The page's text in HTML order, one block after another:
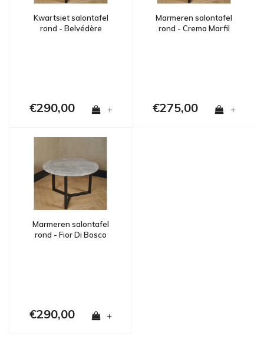
Kwartsiet salontafel
rond - Belvédère
€290,00 +
Marmeren salontafel
rond - Crema Marfil
€275,00 +
Marmeren salontafel
rond - Fior Di Bosco
€290,00 +